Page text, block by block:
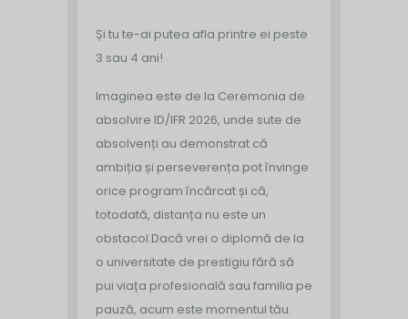
Și tu te-ai putea afla printre ei peste
3 sau 4 ani!
Imaginea este de la Ceremonia de
absolvire ID/IFR 2026, unde sute de
absolvenți au demonstrat că
ambiția și perseverența pot învinge
orice program încărcat și că,
totodată, distanța nu este un
obstacol.Dacă vrei o diplomă de la
o universitate de prestigiu fără să
pui viața profesională sau familia pe
pauză, acum este momentul tău.